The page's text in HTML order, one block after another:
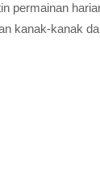
permainan
kanak-kanak